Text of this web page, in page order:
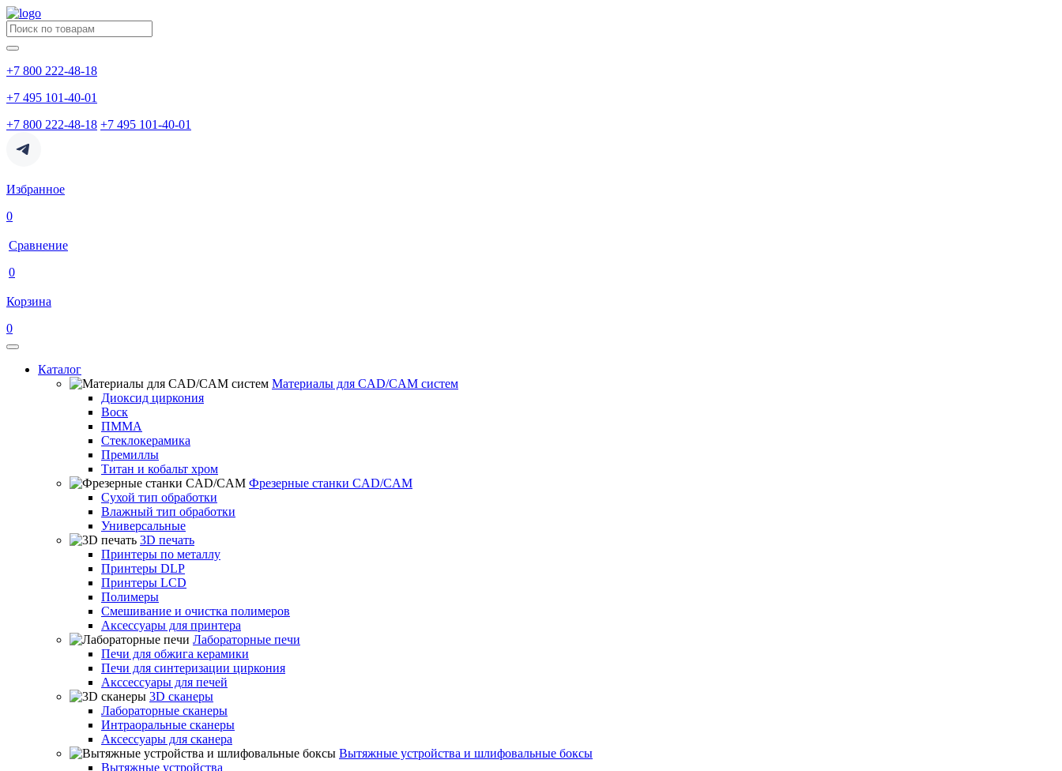
+7 800 222-48-18
+7 495 101-40-01
+7 800 222-48-18 +7 495 101-40-01
Избранное
0
Сравнение
0
Корзина
0
Каталог
Материалы для CAD/CAM систем
Диоксид циркония
Воск
ПММА
Стеклокерамика
Премиллы
Титан и кобальт хром
Фрезерные станки CAD/CAM
Сухой тип обработки
Влажный тип обработки
Универсальные
3D печать
Принтеры по металлу
Принтеры DLP
Принтеры LCD
Полимеры
Смешивание и очистка полимеров
Аксессуары для принтера
Лабораторные печи
Печи для обжига керамики
Печи для синтеризации циркония
Акссессуары для печей
3D сканеры
Лабораторные сканеры
Интраоральные сканеры
Аксессуары для сканера
Вытяжные устройства и шлифовальные боксы
Вытяжные устройства